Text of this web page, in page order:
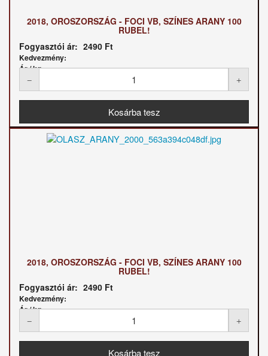
2018, OROSZORSZÁG - FOCI VB, SZÍNES ARANY 100
RUBEL!
Fogyasztói ár: 2490 Ft
Kedvezmény:
Ár / kg:
2018, OROSZORSZÁG - FOCI VB, SZÍNES ARANY 100
RUBEL!
Fogyasztói ár: 2490 Ft
Kedvezmény:
Ár / kg: